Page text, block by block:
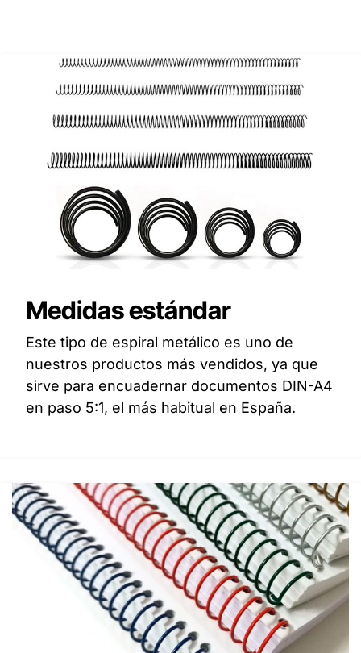
Medidas estándar
Este tipo de espiral metálico es uno de
nuestros productos más vendidos, ya que
sirve para encuadernar documentos DIN-A4
en paso 5:1, el más habitual en España.